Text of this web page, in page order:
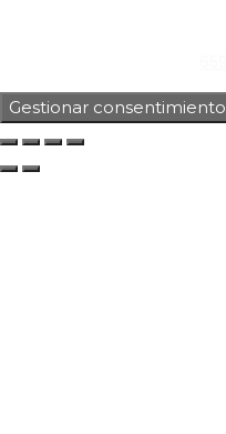
Gestionar consentimiento